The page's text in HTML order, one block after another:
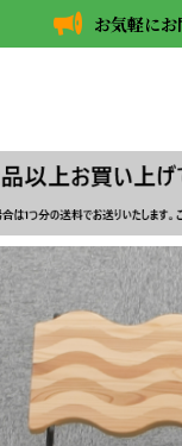
お気軽にお